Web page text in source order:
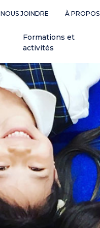
NOUS JOINDRE À PROPOS
Formations et
activités